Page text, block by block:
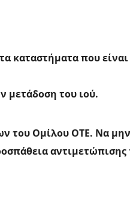
καταστήματα που
μετάδοση του ιού.
του Ομίλου ΟΤΕ. Να
αντιμετώπισης